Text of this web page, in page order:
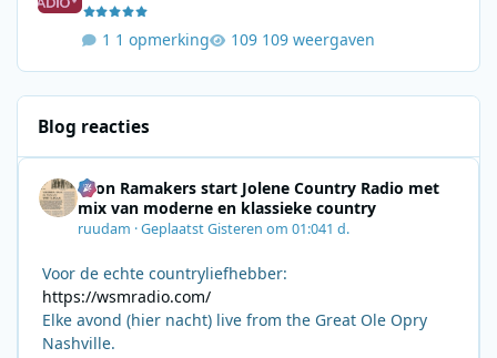
1 opmerking 109 weergaven
Blog reacties
Leon Ramakers start Jolene Country Radio met
mix van moderne en klassieke country
ruudam ·GeplaatstGisteren om 01:041 d.
Voor de echte countryliefhebber:
https://wsmradio.com/
Elke avond (hier nacht) live from the Great Ole Opry
Nashville.